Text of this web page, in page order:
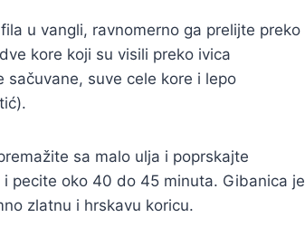
u vangli, ravnomerno ga prelijte preko
kore koji su visili preko ivica
suve cele kore i lepo
sa malo ulja i poprskajte
pecite oko 40 do 45 minuta. Gibanica je
zlatnu i hrskavu koricu.